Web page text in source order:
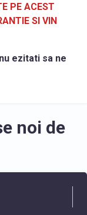
PE ACEST
SI VIN
ezitati sa ne
noi de